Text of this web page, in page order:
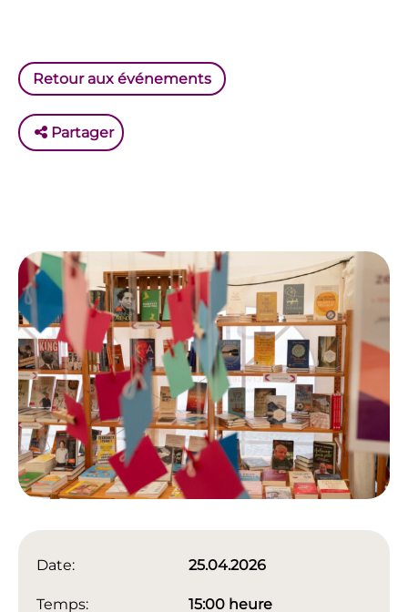
Retour aux événements
Partager
Date: 25.04.2026
Temps: 15:00 heure